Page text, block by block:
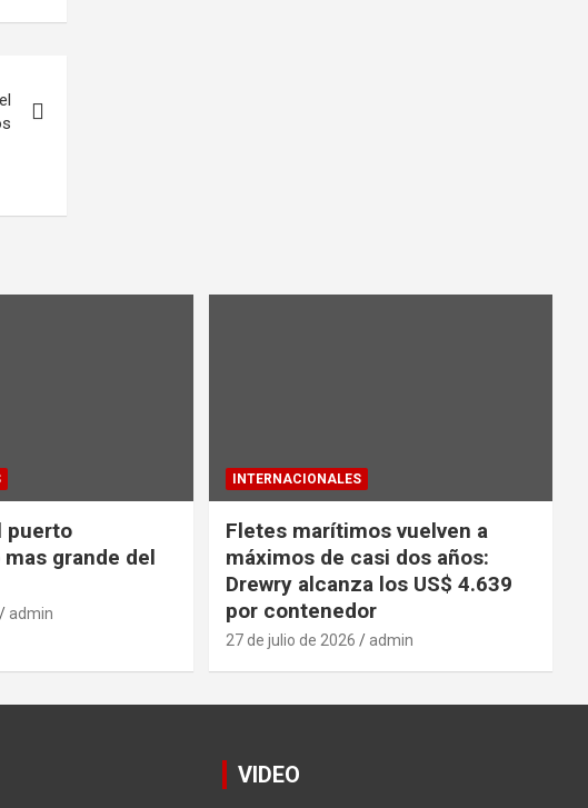
puerto
grande del
admin
INTERNACIONALES
Fletes marítimos vuelven a
máximos de casi dos años:
Drewry alcanza los US$ 4.639
por contenedor
27 de julio de 2026 admin
VIDEO